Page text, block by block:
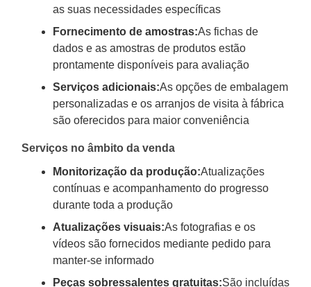
as suas necessidades específicas
Fornecimento de amostras:As fichas de
dados e as amostras de produtos estão
prontamente disponíveis para avaliação
Serviços adicionais:As opções de embalagem
personalizadas e os arranjos de visita à fábrica
são oferecidos para maior conveniência
Serviços no âmbito da venda
Monitorização da produção:Atualizações
contínuas e acompanhamento do progresso
durante toda a produção
Atualizações visuais:As fotografias e os
vídeos são fornecidos mediante pedido para
manter-se informado
Peças sobressalentes gratuitas:São incluídas